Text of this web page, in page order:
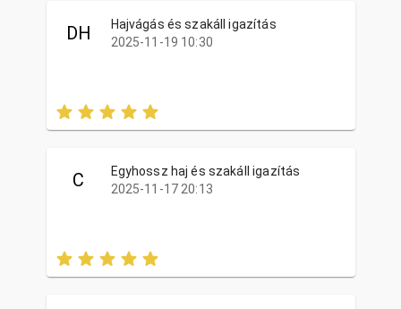
DH
Hajvágás és szakáll igazítás
2025-11-19 10:30
C
Egyhossz haj és szakáll igazítás
2025-11-17 20:13